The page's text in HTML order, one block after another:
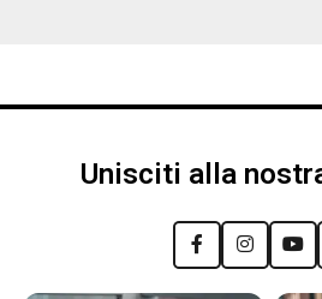
Unisciti alla